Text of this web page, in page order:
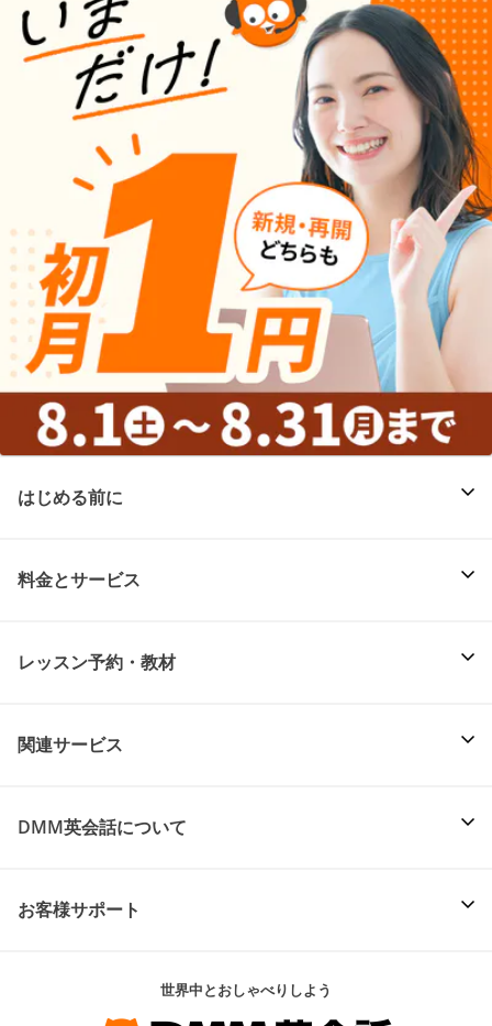
はじめる前に
料金とサービス
レッスン予約・教材
関連サービス
DMM英会話について
お客様サポート
世界中とおしゃべりしよう